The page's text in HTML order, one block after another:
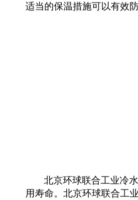
适当的保温措施可以有效
北京环球联合工业冷
用寿命。 北京环球联合工